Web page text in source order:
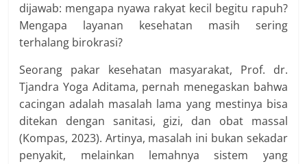
dijawab: mengapa nyawa rakyat kecil begitu rapuh?
Mengapa layanan kesehatan masih sering
terhalang birokrasi?
Seorang pakar kesehatan masyarakat, Prof. dr.
Tjandra Yoga Aditama, pernah menegaskan bahwa
cacingan adalah masalah lama yang mestinya bisa
ditekan dengan sanitasi, gizi, dan obat massal
(Kompas, 2023). Artinya, masalah ini bukan sekadar
penyakit, melainkan lemahnya sistem yang